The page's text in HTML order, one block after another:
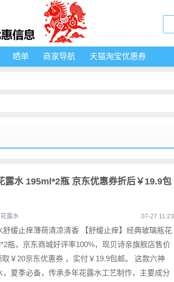
晒单 商家导航 天猫淘宝优惠券
露水 195ml*2瓶 京东优惠券折后￥19.9包
花露水 07-27 11:23
舒缓止痒薄荷清凉清香 【舒缓止痒】经典玻璃瓶花
瓶，京东商城好评率100%，现贝诗亲旗舰店售价
取￥20京东优惠券 ，实付￥19.9包邮。 这款六神
，夏季必备，传承多年花露水工艺制作，主要成分